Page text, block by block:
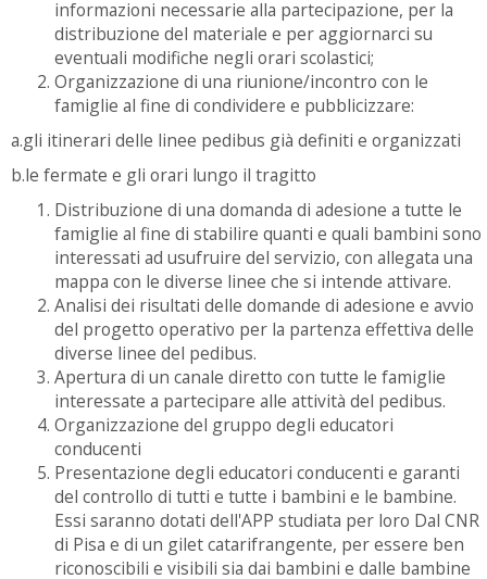
informazioni necessarie alla partecipazione, per la
distribuzione del materiale e per aggiornarci su
eventuali modifiche negli orari scolastici;
Organizzazione di una riunione/incontro con le
famiglie al fine di condividere e pubblicizzare:
a.gli itinerari delle linee pedibus già definiti e organizzati
b.le fermate e gli orari lungo il tragitto
Distribuzione di una domanda di adesione a tutte le
famiglie al fine di stabilire quanti e quali bambini sono
interessati ad usufruire del servizio, con allegata una
mappa con le diverse linee che si intende attivare.
Analisi dei risultati delle domande di adesione e avvio
del progetto operativo per la partenza effettiva delle
diverse linee del pedibus.
Apertura di un canale diretto con tutte le famiglie
interessate a partecipare alle attività del pedibus.
Organizzazione del gruppo degli educatori
conducenti
Presentazione degli educatori conducenti e garanti
del controllo di tutti e tutte i bambini e le bambine.
Essi saranno dotati dell'APP studiata per loro Dal CNR
di Pisa e di un gilet catarifrangente, per essere ben
riconoscibili e visibili sia dai bambini e dalle bambine